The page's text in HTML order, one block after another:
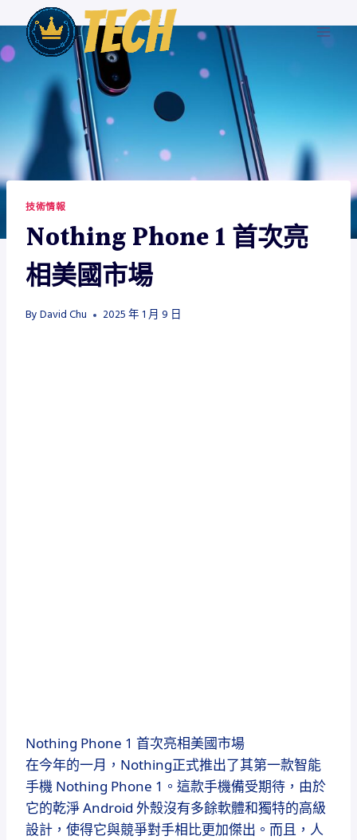
to
content
技術情報
Nothing Phone 1 首次亮
相美國市場
By David Chu 2025 年 1 月 9 日
Nothing Phone 1 首次亮相美國市場
在今年的一月，Nothing正式推出了其第一款智能
手機 Nothing Phone 1。這款手機備受期待，由於
它的乾淨 Android 外殼沒有多餘軟體和獨特的高級
設計，使得它與競爭對手相比更加傑出。而且，人